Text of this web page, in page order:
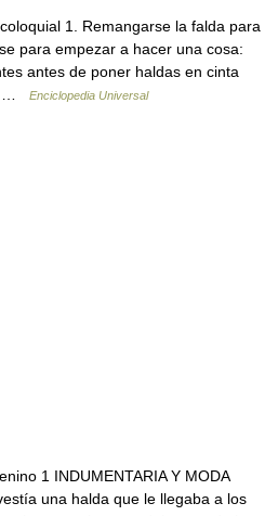
1. Remangarse la falda para
para empezar a hacer una cosa:
antes de poner haldas en cinta
…
Enciclopedia Universal
1 INDUMENTARIA Y MODA
una halda que le llegaba a los